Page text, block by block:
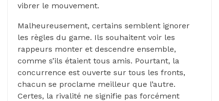
vibrer le mouvement.
Malheureusement, certains semblent ignorer
les règles du game. Ils souhaitent voir les
rappeurs monter et descendre ensemble,
comme s’ils étaient tous amis. Pourtant, la
concurrence est ouverte sur tous les fronts,
chacun se proclame meilleur que l’autre.
Certes, la rivalité ne signifie pas forcément